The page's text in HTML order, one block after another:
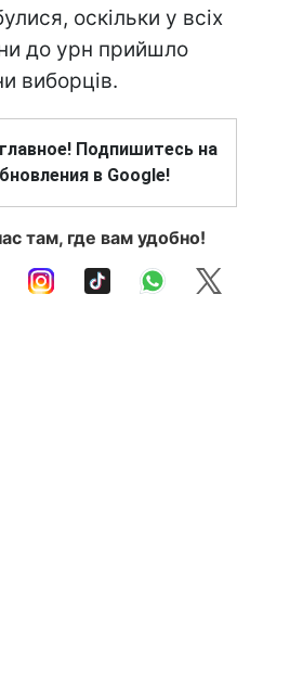
оскільки у всіх
до урн прийшло
виборців.
Подпишитесь на
в Google!
там, где вам удобно!